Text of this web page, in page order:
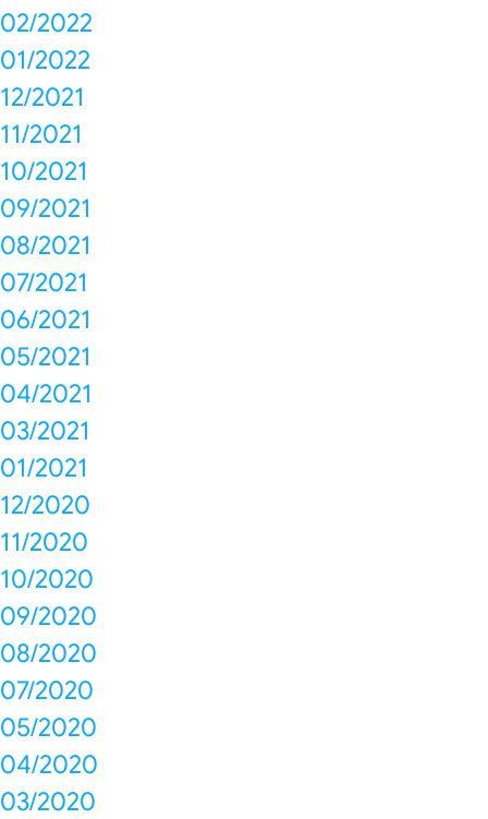
02/2022
01/2022
12/2021
11/2021
10/2021
09/2021
08/2021
07/2021
06/2021
05/2021
04/2021
03/2021
01/2021
12/2020
11/2020
10/2020
09/2020
08/2020
07/2020
05/2020
04/2020
03/2020